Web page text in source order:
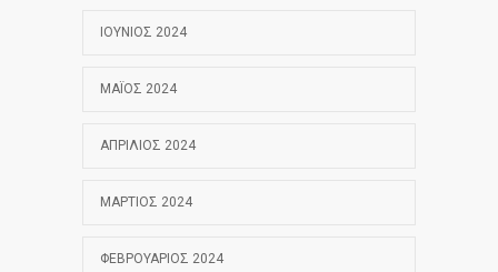
ΙΟΎΝΙΟΣ 2024
ΜΆΙΟΣ 2024
ΑΠΡΊΛΙΟΣ 2024
ΜΆΡΤΙΟΣ 2024
ΦΕΒΡΟΥΆΡΙΟΣ 2024